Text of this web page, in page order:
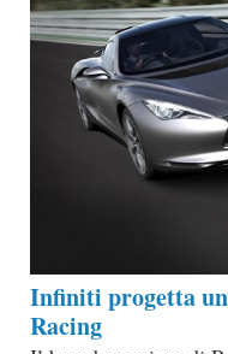
Infiniti progetta
Racing